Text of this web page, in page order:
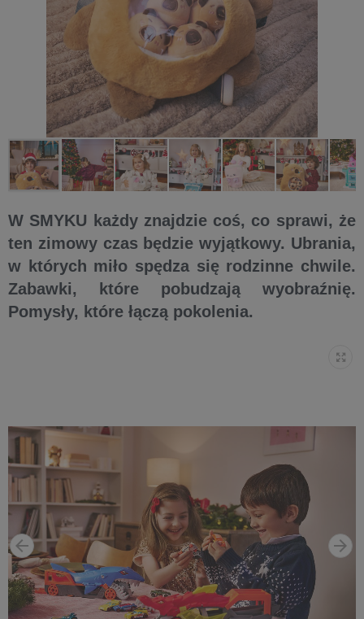
W SMYKU każdy znajdzie coś, co sprawi, że
ten zimowy czas będzie wyjątkowy. Ubrania,
w których miło spędza się rodzinne chwile.
Zabawki, które pobudzają wyobraźnię.
Pomysły, które łączą pokolenia.